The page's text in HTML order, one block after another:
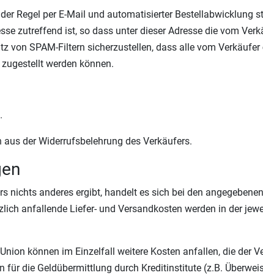
Regel per E-Mail und automatisierter Bestellabwicklung
zutreffend ist, so dass unter dieser Adresse die vom
von SPAM-Filtern sicherzustellen, dass alle vom
werden können.
der Widerrufsbelehrung des Verkäufers.
nichts anderes ergibt, handelt es sich bei den
anfallende Liefer- und Versandkosten werden in der
können im Einzelfall weitere Kosten anfallen, die der
die Geldübermittlung durch Kreditinstitute (z.B.